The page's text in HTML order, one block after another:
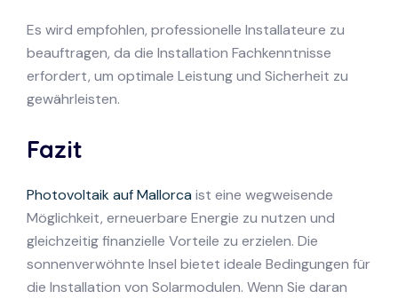
Es wird empfohlen, professionelle Installateure zu
beauftragen, da die Installation Fachkenntnisse
erfordert, um optimale Leistung und Sicherheit zu
gewährleisten.
Fazit
Photovoltaik auf Mallorca ist eine wegweisende
Möglichkeit, erneuerbare Energie zu nutzen und
gleichzeitig finanzielle Vorteile zu erzielen. Die
sonnenverwöhnte Insel bietet ideale Bedingungen für
die Installation von Solarmodulen. Wenn Sie daran